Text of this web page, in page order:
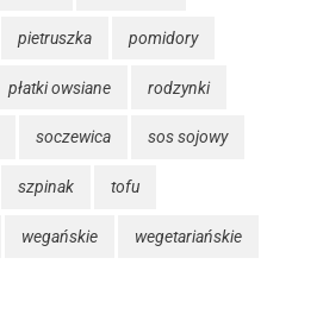
pietruszka pomidory
płatki owsiane rodzynki
soczewica sos sojowy
szpinak tofu
wegańskie wegetariańskie